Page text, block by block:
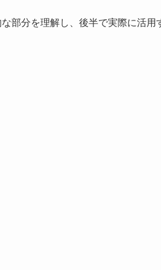
部分を理解し、後半で実際に活用